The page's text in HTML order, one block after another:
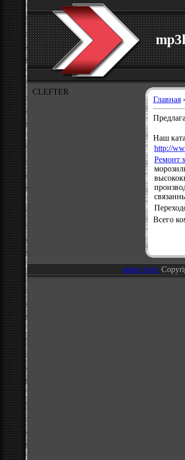
CLEFTER
Главная
Наш
http://
Ремонт
Всего
мини блог